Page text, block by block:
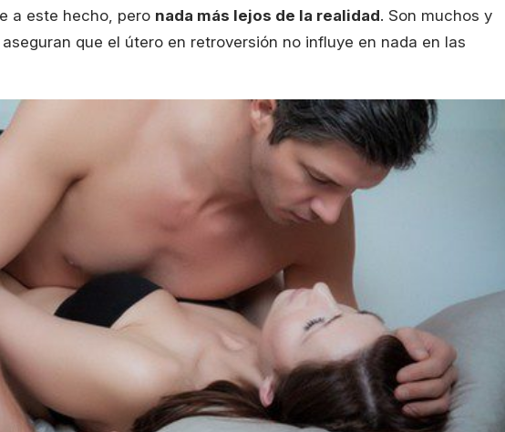
a este hecho, pero nada más lejos de la realidad. Son muchos y
que el útero en retroversión no influye en nada en las